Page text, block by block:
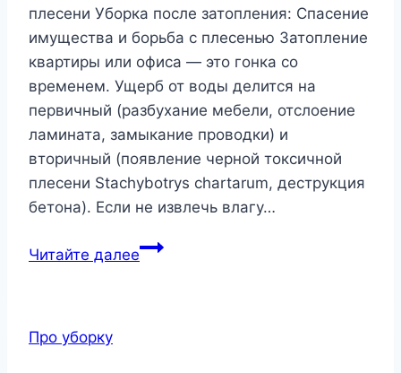
стабильной
уборки
без
конфликтов
плесени Уборка после затопления: Спасение
имущества и борьба с плесенью Затопление
квартиры или офиса — это гонка со
временем. Ущерб от воды делится на
первичный (разбухание мебели, отслоение
ламината, замыкание проводки) и
вторичный (появление черной токсичной
плесени Stachybotrys chartarum, деструкция
бетона). Если не извлечь влагу…
Читайте далее
Про уборку